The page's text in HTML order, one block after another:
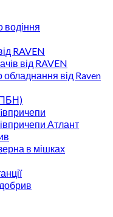
водіння
RAVEN
від RAVEN
від Raven
Атлант
в мішках